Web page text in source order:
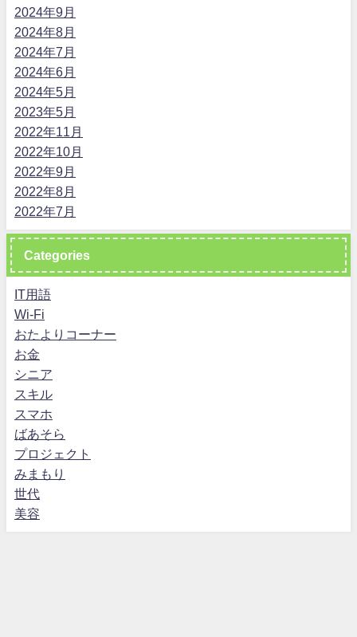
2024年9月
2024年8月
2024年7月
2024年6月
2024年5月
2023年5月
2022年11月
2022年10月
2022年9月
2022年8月
2022年7月
Categories
IT用語
Wi-Fi
おたよりコーナー
お金
シニア
スキル
スマホ
ばあそら
プロジェクト
みまもり
世代
美容